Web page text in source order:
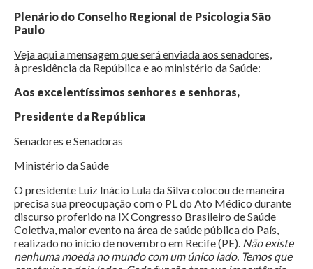
Plenário do Conselho Regional de Psicologia São
Paulo
Veja aqui a mensagem que será enviada aos senadores,
à presidência da República e ao ministério da Saúde:
Aos excelentíssimos senhores e senhoras,
Presidente da República
Senadores e Senadoras
Ministério da Saúde
O presidente Luiz Inácio Lula da Silva colocou de maneira
precisa sua preocupação com o PL do Ato Médico durante
discurso proferido na IX Congresso Brasileiro de Saúde
Coletiva, maior evento na área de saúde pública do País,
realizado no início de novembro em Recife (PE). Não existe
nenhuma moeda no mundo com um único lado. Temos que